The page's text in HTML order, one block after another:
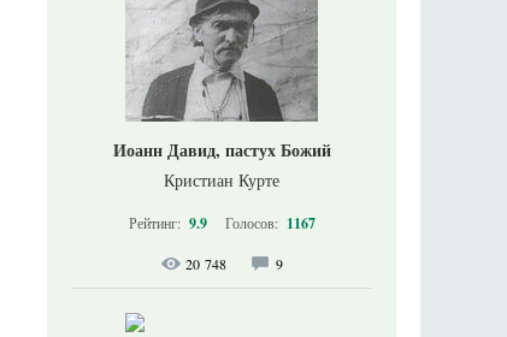
Иоанн Давид, пастух Божий
Кристиан Курте
Рейтинг: 9.9 Голосов: 1167
20 748 9